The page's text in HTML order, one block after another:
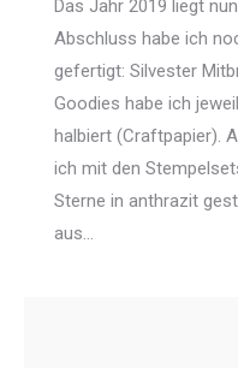
Das Jahr 2019 liegt
Abschluss habe ich
gefertigt: Silvester
Goodies habe ich
halbiert (Craftpapier).
ich mit den
Sterne in anthrazit
aus…